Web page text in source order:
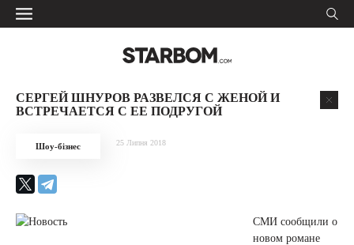
СЕРГЕЙ ШНУРОВ РАЗВЕЛСЯ С ЖЕНОЙ И
ВСТРЕЧАЕТСЯ С ЕЕ ПОДРУГОЙ
Шоу-бізнес 25 Липня 2018
СМИ сообщили о
новом романе